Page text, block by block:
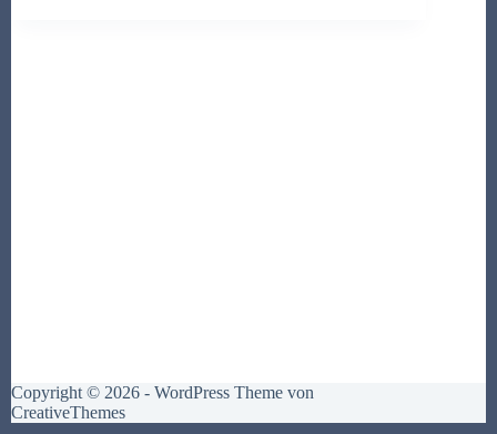
Copyright © 2026 - WordPress Theme von
CreativeThemes